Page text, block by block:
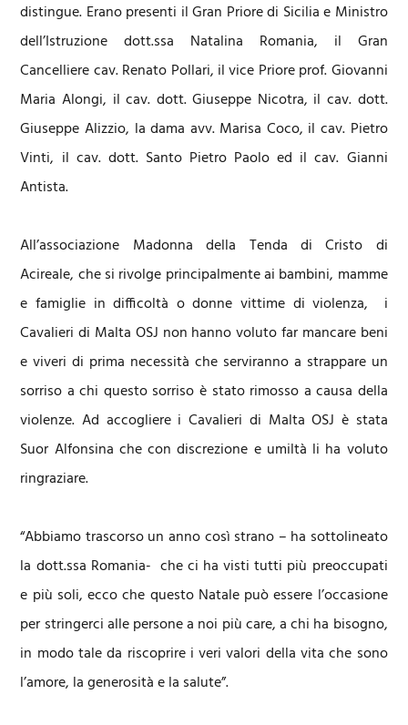
distingue. Erano presenti il Gran Priore di Sicilia e Ministro
dell’Istruzione dott.ssa Natalina Romania, il Gran
Cancelliere cav. Renato Pollari, il vice Priore prof. Giovanni
Maria Alongi, il cav. dott. Giuseppe Nicotra, il cav. dott.
Giuseppe Alizzio, la dama avv. Marisa Coco, il cav. Pietro
Vinti, il cav. dott. Santo Pietro Paolo ed il cav. Gianni
Antista.
All’associazione Madonna della Tenda di Cristo di
Acireale, che si rivolge principalmente ai bambini, mamme
e famiglie in difficoltà o donne vittime di violenza, i
Cavalieri di Malta OSJ non hanno voluto far mancare beni
e viveri di prima necessità che serviranno a strappare un
sorriso a chi questo sorriso è stato rimosso a causa della
violenze. Ad accogliere i Cavalieri di Malta OSJ è stata
Suor Alfonsina che con discrezione e umiltà li ha voluto
ringraziare.
“Abbiamo trascorso un anno così strano – ha sottolineato
la dott.ssa Romania- che ci ha visti tutti più preoccupati
e più soli, ecco che questo Natale può essere l’occasione
per stringerci alle persone a noi più care, a chi ha bisogno,
in modo tale da riscoprire i veri valori della vita che sono
l’amore, la generosità e la salute”.